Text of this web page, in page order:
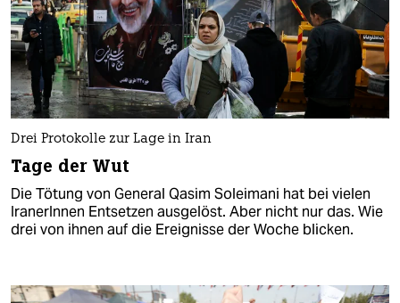
Drei Protokolle zur Lage in Iran
Tage der Wut
Die Tötung von General Qasim Soleimani hat bei vielen
IranerInnen Entsetzen ausgelöst. Aber nicht nur das. Wie
drei von ihnen auf die Ereignisse der Woche blicken.